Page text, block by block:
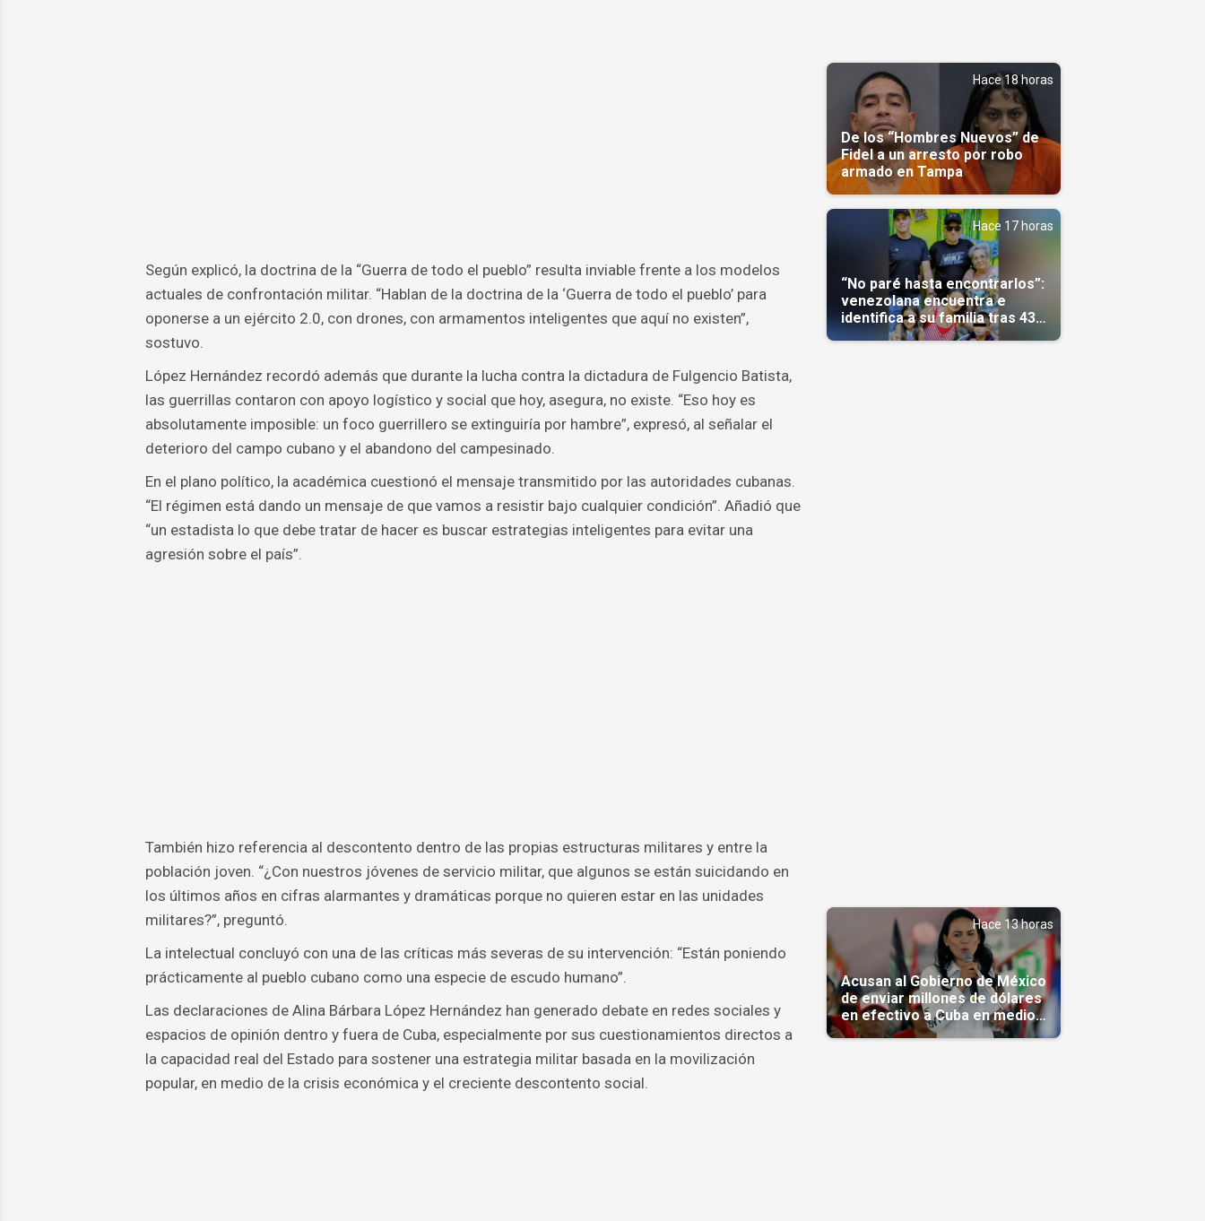
Según explicó, la doctrina de la “Guerra de todo el pueblo” resulta inviable frente a los modelos
actuales de confrontación militar. “Hablan de la doctrina de la ‘Guerra de todo el pueblo’ para
oponerse a un ejército 2.0, con drones, con armamentos inteligentes que aquí no existen”,
sostuvo.
López Hernández recordó además que durante la lucha contra la dictadura de Fulgencio Batista,
las guerrillas contaron con apoyo logístico y social que hoy, asegura, no existe. “Eso hoy es
absolutamente imposible: un foco guerrillero se extinguiría por hambre”, expresó, al señalar el
deterioro del campo cubano y el abandono del campesinado.
En el plano político, la académica cuestionó el mensaje transmitido por las autoridades cubanas.
“El régimen está dando un mensaje de que vamos a resistir bajo cualquier condición”. Añadió que
“un estadista lo que debe tratar de hacer es buscar estrategias inteligentes para evitar una
agresión sobre el país”.
También hizo referencia al descontento dentro de las propias estructuras militares y entre la
población joven. “¿Con nuestros jóvenes de servicio militar, que algunos se están suicidando en
los últimos años en cifras alarmantes y dramáticas porque no quieren estar en las unidades
militares?”, preguntó.
La intelectual concluyó con una de las críticas más severas de su intervención: “Están poniendo
prácticamente al pueblo cubano como una especie de escudo humano”.
Las declaraciones de Alina Bárbara López Hernández han generado debate en redes sociales y
espacios de opinión dentro y fuera de Cuba, especialmente por sus cuestionamientos directos a
la capacidad real del Estado para sostener una estrategia militar basada en la movilización
popular, en medio de la crisis económica y el creciente descontento social.
Hace 18 horas
De los “Hombres Nuevos” de
Fidel a un arresto por robo
armado en Tampa
Hace 17 horas
“No paré hasta encontrarlos”:
venezolana encuentra e
identifica a su familia tras 43
días del terremoto
Hace 13 horas
Acusan al Gobierno de México
de enviar millones de dólares
en efectivo a Cuba en medio
de la crisis de la Isla